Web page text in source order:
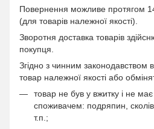
Повернення можливе протягом
(для товарів належної якості).
Зворотня доставка товарів
покупця.
Згідно з чинним законодавством
товар належної якості або
товар не був у вжитку і не має
споживачем: подряпин,
т.п.;